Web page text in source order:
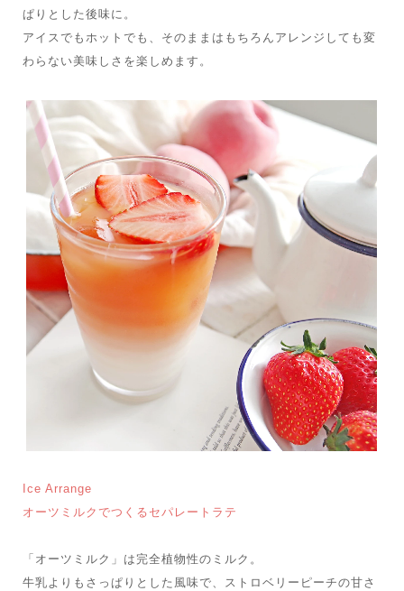
ぱりとした後味に。
アイスでもホットでも、そのままはもちろんアレンジしても変
わらない美味しさを楽しめます。
Ice Arrange
オーツミルクでつくるセパレートラテ
「オーツミルク」は完全植物性のミルク。
牛乳よりもさっぱりとした風味で、ストロベリーピーチの甘さ